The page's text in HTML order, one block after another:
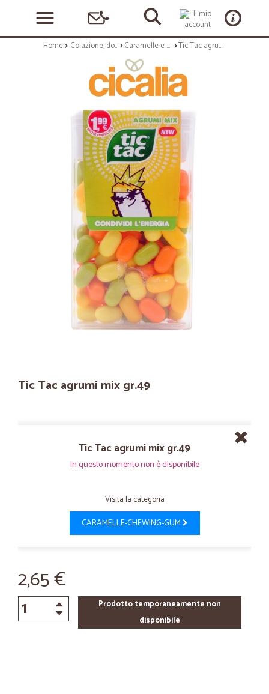
Home Colazione, dolciumi e snack Caramelle e chewing gum Tic Tac agrumi mix gr.49
Tic Tac agrumi mix gr.49
Tic Tac agrumi mix gr.49
In questo momento non è disponibile
Visita la categoria
CARAMELLE-CHEWING-GUM
2,65 €
Prodotto temporaneamente non
disponibile